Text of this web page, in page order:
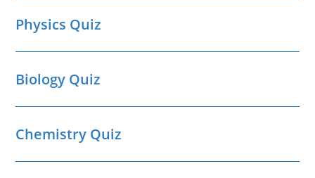
Physics Quiz
Biology Quiz
Chemistry Quiz